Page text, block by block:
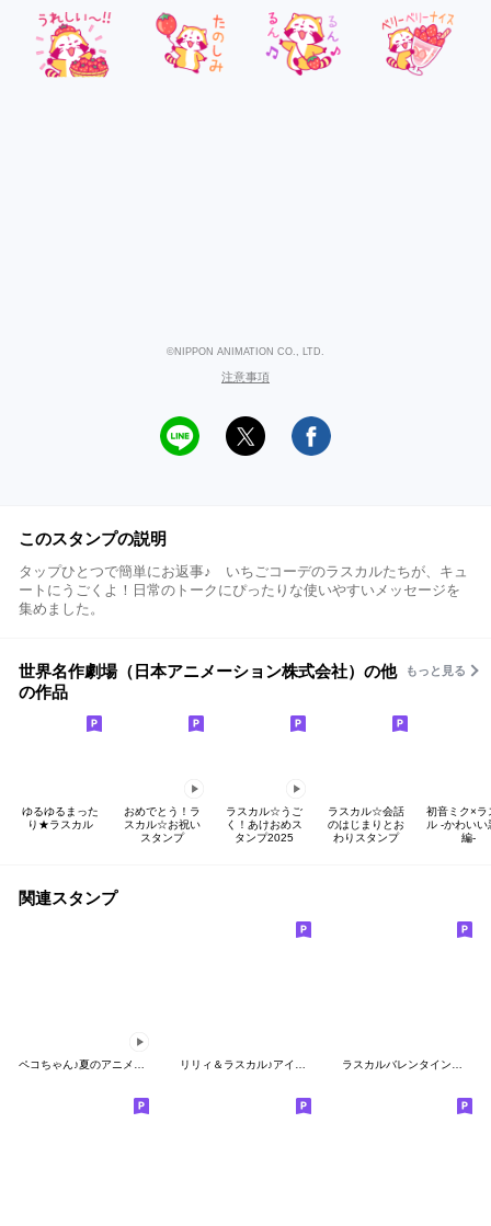
©NIPPON ANIMATION CO., LTD.
注意事項
このスタンプの説明
タップひとつで簡単にお返事♪ いちごコーデのラスカルたちが、キュ
ートにうごくよ！日常のトークにぴったりな使いやすいメッセージを
集めました。
世界名作劇場（日本アニメーション株式会社）の他
の作品
もっと見る
ゆるゆるまった
り★ラスカル
おめでとう！ラ
スカル☆お祝い
スタンプ
ラスカル☆うご
く！あけおめス
タンプ2025
ラスカル☆会話
のはじまりとお
わりスタンプ
初音ミク×ラ
ル -かわいい
編-
関連スタンプ
ペコちゃん♪夏のアニメーションスタンプ リリィ＆ラスカル♪アイドルとマネージャー ラスカルバレンタインスタンプ